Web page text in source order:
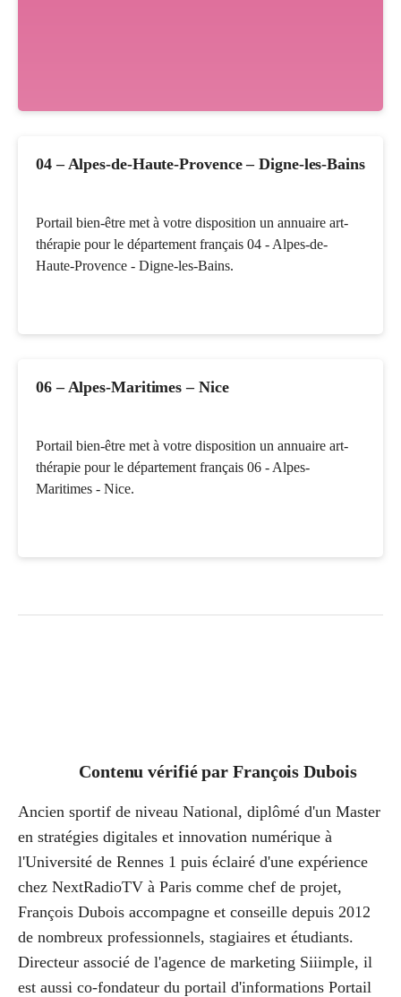
04 – Alpes-de-Haute-Provence – Digne-les-Bains
Portail bien-être met à votre disposition un annuaire art-
thérapie pour le département français 04 - Alpes-de-
Haute-Provence - Digne-les-Bains.
06 – Alpes-Maritimes – Nice
Portail bien-être met à votre disposition un annuaire art-
thérapie pour le département français 06 - Alpes-
Maritimes - Nice.
Contenu vérifié par François Dubois
Ancien sportif de niveau National, diplômé d'un Master
en stratégies digitales et innovation numérique à
l'Université de Rennes 1 puis éclairé d'une expérience
chez NextRadioTV à Paris comme chef de projet,
François Dubois accompagne et conseille depuis 2012
de nombreux professionnels, stagiaires et étudiants.
Directeur associé de l'agence de marketing Siiimple, il
est aussi co-fondateur du portail d'informations Portail